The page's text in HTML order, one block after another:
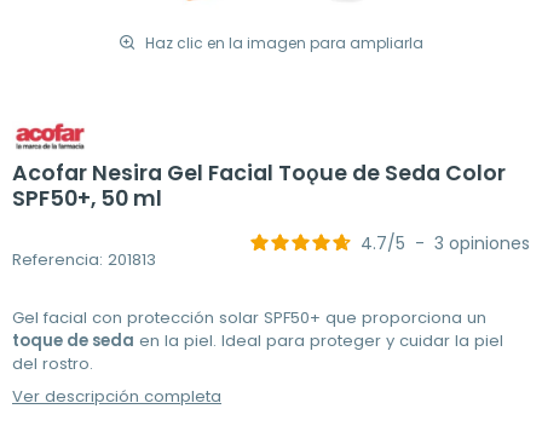
Haz clic en la imagen para ampliarla
Acofar Nesira Gel Facial Toǫue de Seda Color
SPF50+, 50 ml
Referencia: 201813
4.7/5 - 3 opiniones
Gel facial con protección solar SPF50+ que proporciona un
toque de seda en la piel. Ideal para proteger y cuidar la piel
del rostro.
Ver descripción completa